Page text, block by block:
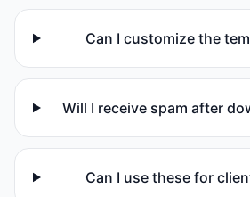
Can I customize the
Will I receive spam after
Can I use these for